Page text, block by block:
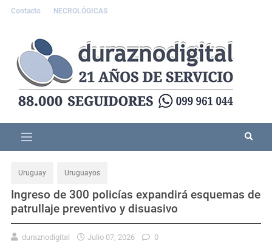
Contacto NECROLÓGICAS
Uruguay Uruguayos
Ingreso de 300 policías expandirá esquemas de
patrullaje preventivo y disuasivo
duraznodigital Julio 07, 2026 0